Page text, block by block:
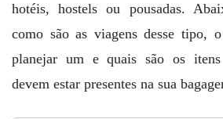
hotéis, hostels ou pousadas.
como são as viagens desse tipo,
planejar um e quais são os itens
devem estar presentes na sua